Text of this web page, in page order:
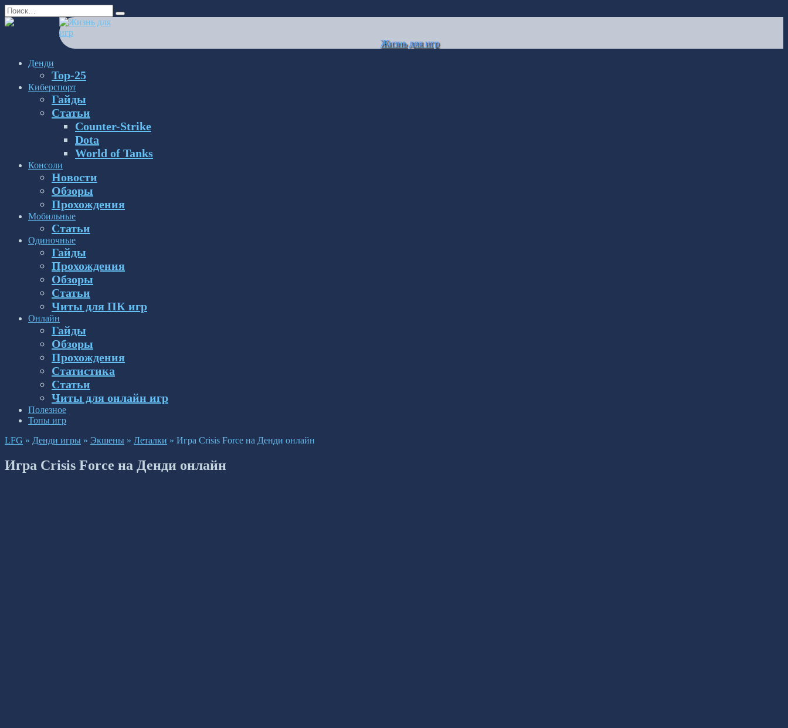
Перейти
к
Search
for:
Жизнь для игр
Денди
Top-25
Киберспорт
Гайды
Статьи
Counter-Strike
Dota
World of Tanks
Консоли
Новости
Обзоры
Прохождения
Мобильные
Статьи
Одиночные
Гайды
Прохождения
Обзоры
Статьи
Читы для ПК игр
Онлайн
Гайды
Обзоры
Прохождения
Статистика
Статьи
Читы для онлайн игр
Полезное
Топы игр
LFG » Денди игры » Экшены » Леталки » Игра Crisis Force на Денди онлайн
Игра Crisis Force на Денди онлайн